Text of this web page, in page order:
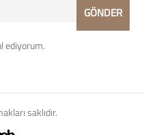
ediyorum.
saklıdır.